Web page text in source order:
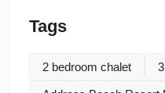
Tags
2 bedroom chalet